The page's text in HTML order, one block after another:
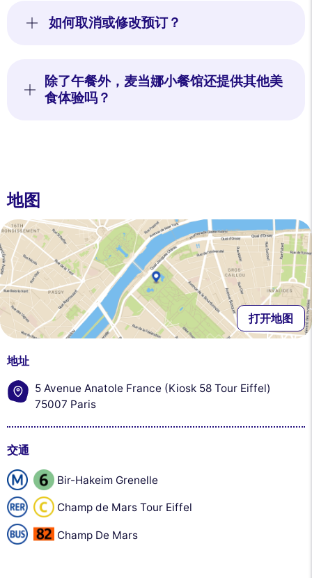
如何取消或修改预订？
除了午餐外，麦当娜小餐馆还提供其他美
食体验吗？
地图
打开地图
地址
5 Avenue Anatole France (Kiosk 58 Tour Eiffel)
75007 Paris
交通
Bir-Hakeim Grenelle
Champ de Mars Tour Eiffel
Champ De Mars